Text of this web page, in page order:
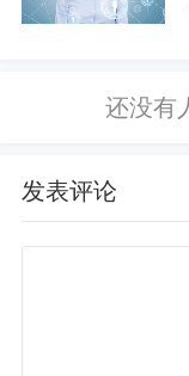
发表评论